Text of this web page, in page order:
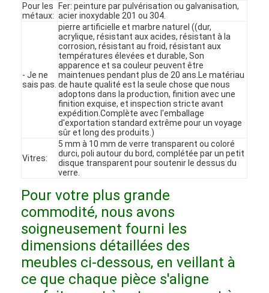
Vidéos
Le spectacle VR
À propos de nous
Visite de l'usine
Contrôle qualité
Contactez-nous
Nouvelles
Les affaires
Causez Maintenant
Pour les
métaux:
Fer: peinture par pulvérisation ou galvanisation,
acier inoxydable 201 ou 304.
- Je ne
sais pas.
pierre artificielle et marbre naturel ((dur,
acrylique, résistant aux acides, résistant à la
corrosion, résistant au froid, résistant aux
températures élevées et durable, Son
apparence et sa couleur peuvent être
maintenues pendant plus de 20 ans.Le matériau
de haute qualité est la seule chose que nous
adoptons dans la production, finition avec une
finition exquise, et inspection stricte avant
expédition.Complète avec l'emballage
d'exportation standard extrême pour un voyage
sûr et long des produits.)
Vitres:
5 mm à 10 mm de verre transparent ou coloré
durci, poli autour du bord, complétée par un petit
disque transparent pour soutenir le dessus du
verre.
Pour votre plus grande
commodité, nous avons
soigneusement fourni les
dimensions détaillées des
meubles ci-dessous, en veillant à
ce que chaque pièce s'aligne